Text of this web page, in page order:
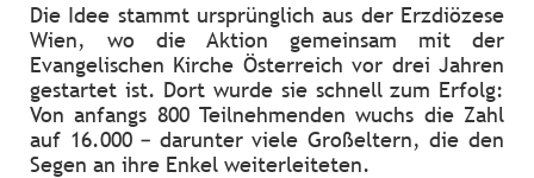
Die Idee stammt ursprünglich aus der Erzdiözese
Wien, wo die Aktion gemeinsam mit der
Evangelischen Kirche Österreich vor drei Jahren
gestartet ist. Dort wurde sie schnell zum Erfolg:
Von anfangs 800 Teilnehmenden wuchs die Zahl
auf 16.000 – darunter viele Großeltern, die den
Segen an ihre Enkel weiterleiteten.